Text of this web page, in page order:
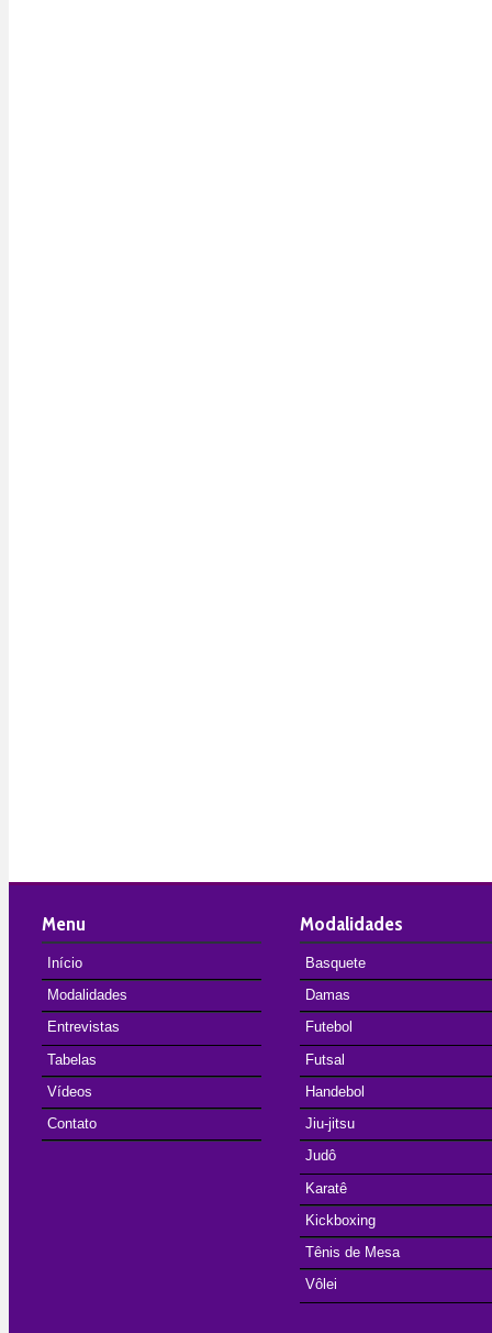
Menu
Início
Modalidades
Entrevistas
Tabelas
Vídeos
Contato
Modalidades
Basquete
Damas
Futebol
Futsal
Handebol
Jiu-jitsu
Judô
Karatê
Kickboxing
Tênis de Mesa
Vôlei